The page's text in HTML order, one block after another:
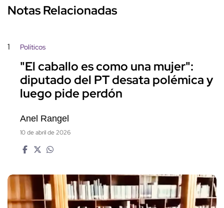
Notas Relacionadas
1 Políticos
"El caballo es como una mujer":
diputado del PT desata polémica y
luego pide perdón
Anel Rangel
10 de abril de 2026